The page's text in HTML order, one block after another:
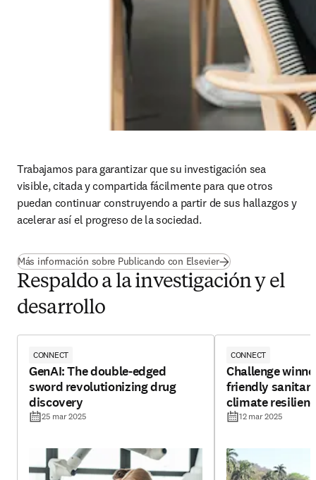
Trabajamos para garantizar que su investigación sea
visible, citada y compartida fácilmente para que otros
puedan continuar construyendo a partir de sus hallazgos y
acelerar así el progreso de la sociedad.
Más información sobre Publicando con Elsevier
Respaldo a la investigación y el
desarrollo
CONNECT
GenAI: The double-edged
sword revolutionizing drug
discovery
25 mar 2025
CONNECT
Challenge
friendly
climate
plants
12 mar 2025